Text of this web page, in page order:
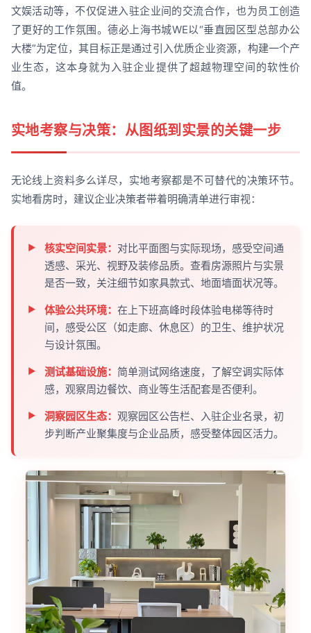
文娱活动等，不仅促进入驻企业间的交流合作，也为员工创造
了更好的工作氛围。德必上海书城WE以“垂直园区型总部办公
大楼”为定位，其目标正是通过引入优质企业资源，构建一个产
业生态，这本身就为入驻企业提供了超越物理空间的软性价
值。
实地考察与决策：从图纸到实景的关键一步
无论线上资料多么详尽，实地考察都是不可替代的决策环节。
实地看房时，建议企业决策者带着明确清单进行审视：
核实空间实景： 对比平面图与实际现场，感受空间通
透感、采光、视野及装修品质。查看房源照片与实景
是否一致，关注细节如家具款式、地面墙面状况等。
体验公共环境： 在上下班高峰时段体验电梯等待时
间，感受公区（如走廊、休息区）的卫生、维护状况
与设计氛围。
测试基础设施： 简单测试网络速度，了解空调实际体
感，观察周边餐饮、商业等生活配套是否便利。
洞察园区生态： 观察园区公告栏、入驻企业名录，初
步判断产业聚集度与企业品质，感受整体园区活力。